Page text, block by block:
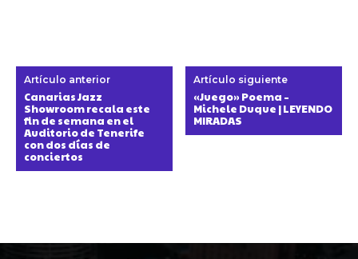
Artículo anterior
Canarias Jazz
Showroom recala este
fin de semana en el
Auditorio de Tenerife
con dos días de
conciertos
Artículo siguiente
«Juego» Poema –
Michele Duque | LEYENDO
MIRADAS